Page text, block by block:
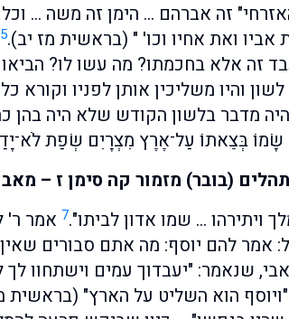
זה אברהם … הימן זה משה …
אביו ואת אחיו וכו' " (בראשית מז יב).5
זה אלא בחכמתו? מה עשו לו?
והיו משליכין אותן לפניו וקורא
מדבר בלשון הקודש שלא היה בהן
שָׂמוֹ בְּצֵאתוֹ עַל־אֶרֶץ מִצְרָיִם שְׂפַת
(בובר) מזמור קה סימן ז –
ויתירהו … שמו אדון לביתו".7 אמר ר'
אמר להם יוסף: מה אתם סבורים
שנאמר: "יעבדוך עמים וישתחוו
הוא השליט על הארץ" (בראשית